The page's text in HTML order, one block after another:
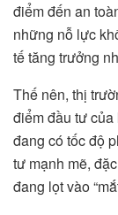
điểm đến an
những nỗ lực
tế tăng trưởng
Thế nên, thị
điểm đầu tư
đang có tốc độ
tư mạnh mẽ,
đang lọt vào